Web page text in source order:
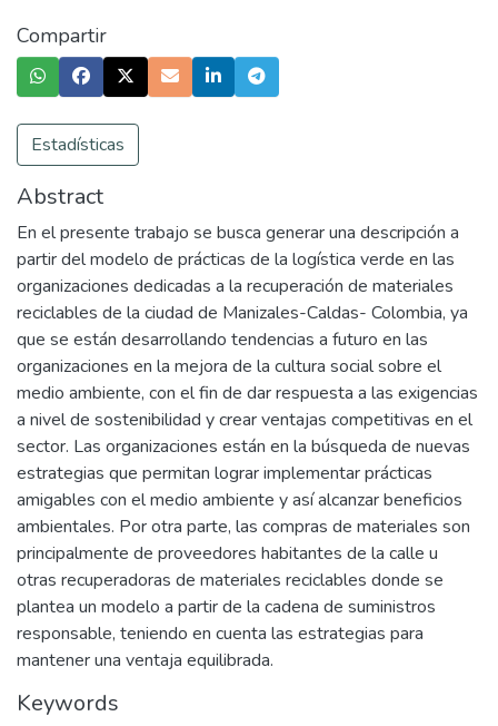
Compartir
Estadísticas
Abstract
En el presente trabajo se busca generar una descripción a
partir del modelo de prácticas de la logística verde en las
organizaciones dedicadas a la recuperación de materiales
reciclables de la ciudad de Manizales-Caldas- Colombia, ya
que se están desarrollando tendencias a futuro en las
organizaciones en la mejora de la cultura social sobre el
medio ambiente, con el fin de dar respuesta a las exigencias
a nivel de sostenibilidad y crear ventajas competitivas en el
sector. Las organizaciones están en la búsqueda de nuevas
estrategias que permitan lograr implementar prácticas
amigables con el medio ambiente y así alcanzar beneficios
ambientales. Por otra parte, las compras de materiales son
principalmente de proveedores habitantes de la calle u
otras recuperadoras de materiales reciclables donde se
plantea un modelo a partir de la cadena de suministros
responsable, teniendo en cuenta las estrategias para
mantener una ventaja equilibrada.
Keywords